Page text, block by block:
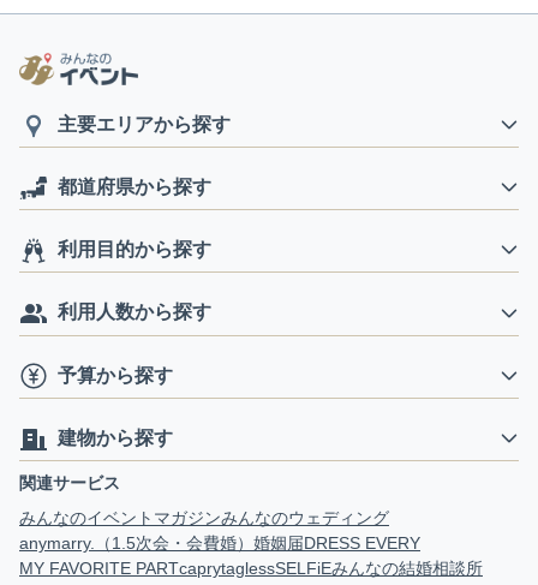
主要エリアから探す
都道府県から探す
利用目的から探す
利用人数から探す
予算から探す
建物から探す
関連サービス
みんなのイベントマガジンみんなのウェディング
anymarry.（1.5次会・会費婚） 婚姻届DRESS EVERY
MY FAVORITE PARTcaprytaglessSELFiEみんなの結婚相談所